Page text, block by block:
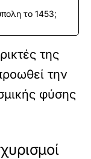
το 1453;
της
την
φύσης